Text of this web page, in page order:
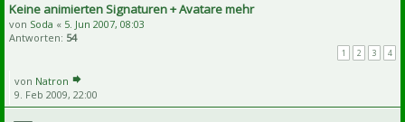
Keine animierten Signaturen + Avatare mehr
von Soda « 5. Jun 2007, 08:03
Antworten: 54
1 2 3 4
von Natron
9. Feb 2009, 22:00